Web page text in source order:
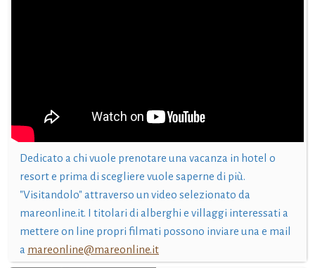
Dedicato a chi vuole prenotare una vacanza in hotel o
resort e prima di scegliere vuole saperne di più.
"Visitandolo" attraverso un video selezionato da
mareonline.it. I titolari di alberghi e villaggi interessati a
mettere on line propri filmati possono inviare una e mail
a mareonline@mareonline.it